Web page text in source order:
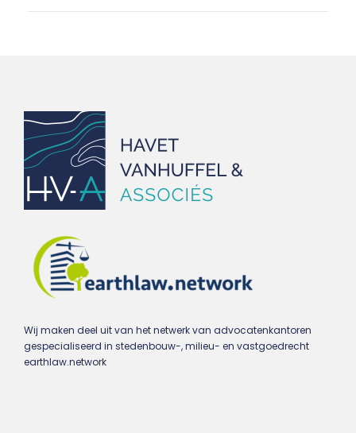
Wij maken deel uit van het netwerk van advocatenkantoren
gespecialiseerd in stedenbouw-, milieu- en vastgoedrecht
earthlaw.network